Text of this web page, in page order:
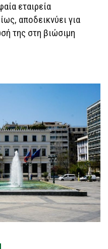
εταιρεία
αποδεικνύει για
της στη βιώσιμη